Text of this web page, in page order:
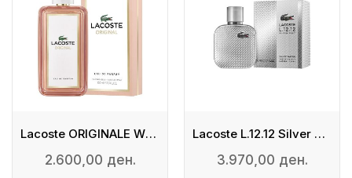
Lacoste ORIGINALE WOMAN - Eau De Parfum
2.600,00 ден.
Lacoste L.12.12 Silver Grey - Eau De Parfum
3.970,00 ден.